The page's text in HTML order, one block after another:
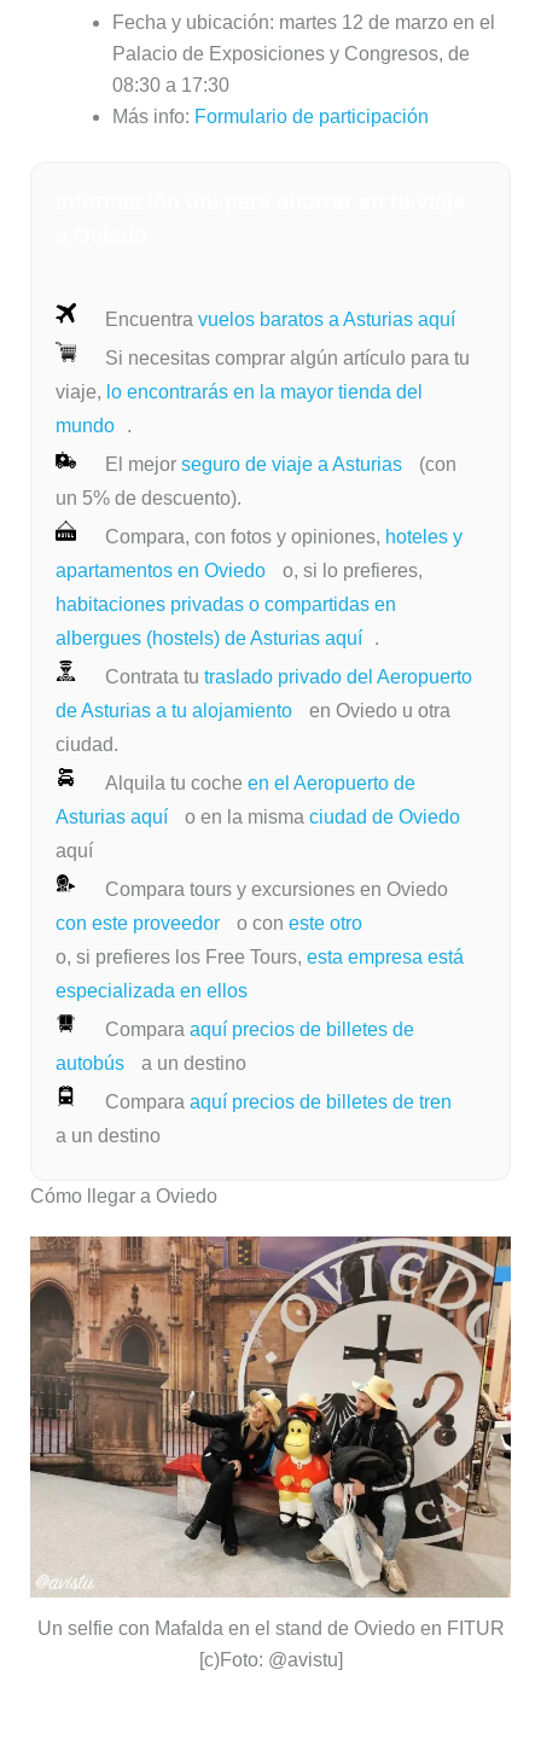
Fecha y ubicación: martes 12 de marzo en el
Palacio de Exposiciones y Congresos, de
08:30 a 17:30
Más info: Formulario de participación
Encuentra vuelos baratos a Asturias aquí
Si necesitas comprar algún artículo para tu
viaje, lo encontrarás en la mayor tienda del
mundo
.
El mejor seguro de viaje a Asturias
(con
un 5% de descuento).
Compara, con fotos y opiniones, hoteles y
apartamentos en Oviedo
o, si lo prefieres,
habitaciones privadas o compartidas en
albergues (hostels) de Asturias aquí
.
Contrata tu traslado privado del Aeropuerto
de Asturias a tu alojamiento
en Oviedo u otra
ciudad.
Alquila tu coche en el Aeropuerto de
Asturias aquí
o en la misma ciudad de Oviedo
aquí
Compara tours y excursiones en Oviedo
con este proveedor
o con este otro
o, si prefieres los Free Tours, esta empresa está
especializada en ellos
Compara aquí precios de billetes de
autobús
a un destino
Compara aquí precios de billetes de tren
a un destino
Cómo llegar a Oviedo
Un selfie con Mafalda en el stand de Oviedo en FITUR
[c)Foto: @avistu]